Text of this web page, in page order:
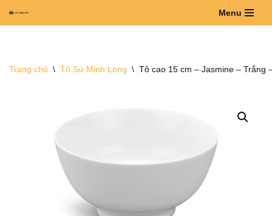
dung
Menu
Trang chủ \ Tô Sứ Minh Long \ Tô cao 15 cm – Jasmine – Trắng